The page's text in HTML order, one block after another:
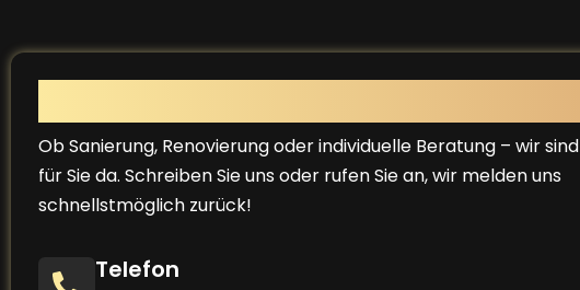
Ob Sanierung, Renovierung oder individuelle Beratung – wir sind
für Sie da. Schreiben Sie uns oder rufen Sie an, wir melden uns
schnellstmöglich zurück!
Telefon